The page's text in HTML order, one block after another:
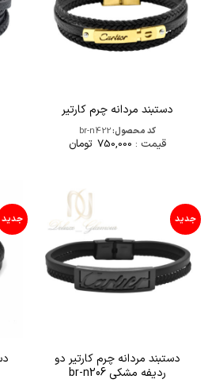
دستبند مردانه چرم کارتیر
کد محصول:br-n422
قیمت : 750,000 تومان
جدید
دستبند مردانه چرم کارتیر دو
ردیفه مشکی br-n206
جدید